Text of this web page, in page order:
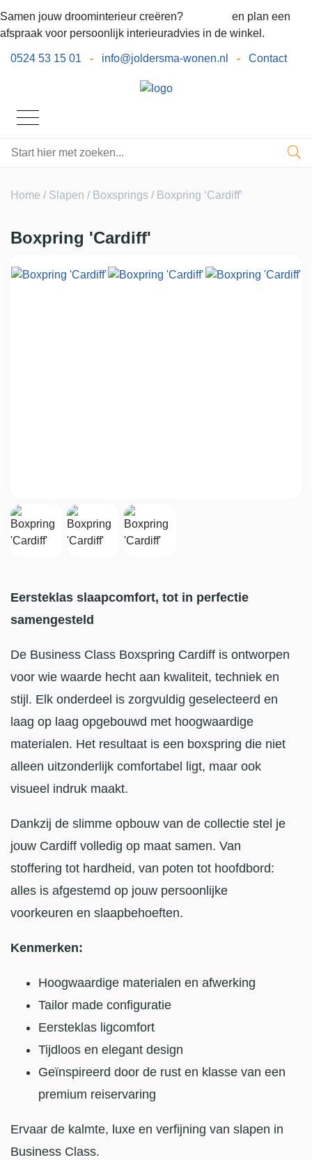
Samen jouw droominterieur creëren?
en plan een
afspraak voor persoonlijk interieuradvies in de winkel.
0524 53 15 01 - info@joldersma-wonen.nl - Contact
Home / Slapen / Boxsprings / Boxpring ‘Cardiff’
Boxpring 'Cardiff'
Eersteklas slaapcomfort, tot in perfectie
samengesteld
De Business Class Boxspring Cardiff is ontworpen
voor wie waarde hecht aan kwaliteit, techniek en
stijl. Elk onderdeel is zorgvuldig geselecteerd en
laag op laag opgebouwd met hoogwaardige
materialen. Het resultaat is een boxspring die niet
alleen uitzonderlijk comfortabel ligt, maar ook
visueel indruk maakt.
Dankzij de slimme opbouw van de collectie stel je
jouw Cardiff volledig op maat samen. Van
stoffering tot hardheid, van poten tot hoofdbord:
alles is afgestemd op jouw persoonlijke
voorkeuren en slaapbehoeften.
Kenmerken:
Hoogwaardige materialen en afwerking
Tailor made configuratie
Eersteklas ligcomfort
Tijdloos en elegant design
Geïnspireerd door de rust en klasse van een
premium reiservaring
Ervaar de kalmte, luxe en verfijning van slapen in
Business Class.